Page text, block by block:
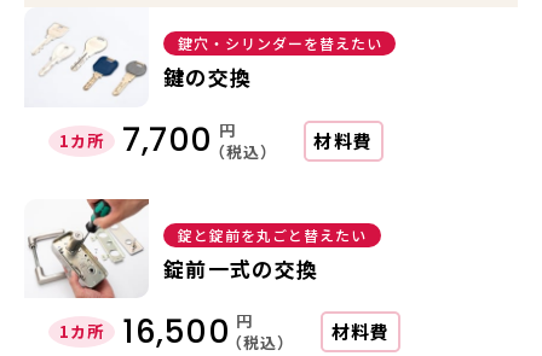
鍵穴・シリンダーを替えたい
鍵の交換
1カ所 7,700 円
（税込）
材料費
錠と錠前を丸ごと替えたい
錠前一式の交換
1カ所 16,500 円
（税込）
材料費